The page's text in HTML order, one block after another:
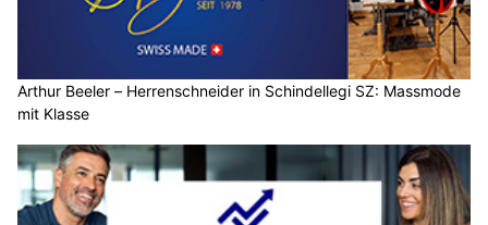
Arthur Beeler – Herrenschneider in Schindellegi SZ: Massmode
mit Klasse